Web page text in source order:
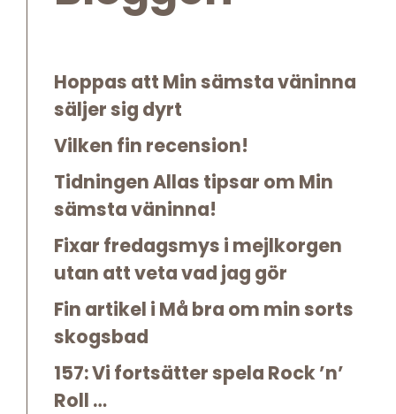
Hoppas att Min sämsta väninna
säljer sig dyrt
Vilken fin recension!
Tidningen Allas tipsar om Min
sämsta väninna!
Fixar fredagsmys i mejlkorgen
utan att veta vad jag gör
Fin artikel i Må bra om min sorts
skogsbad
157: Vi fortsätter spela Rock ’n’
Roll …